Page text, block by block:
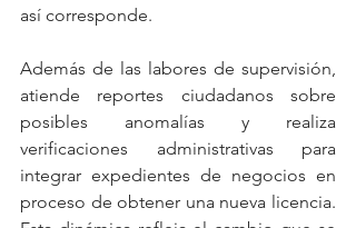
así corresponde.
Además de las labores de supervisión,
atiende reportes ciudadanos sobre
posibles anomalías y realiza
verificaciones administrativas para
integrar expedientes de negocios en
proceso de obtener una nueva licencia.